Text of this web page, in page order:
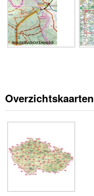
Overzichtskaarten